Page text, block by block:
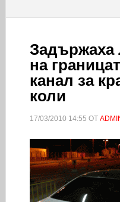
Задържаха
на
канал за
коли
17/03/2010 14:55 ОТ